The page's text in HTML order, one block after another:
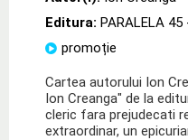
Editura: PARALELA 45
promoție
Cartea autorului Ion
Ion Creanga" de la
cleric fara prejudecati
extraordinar, un